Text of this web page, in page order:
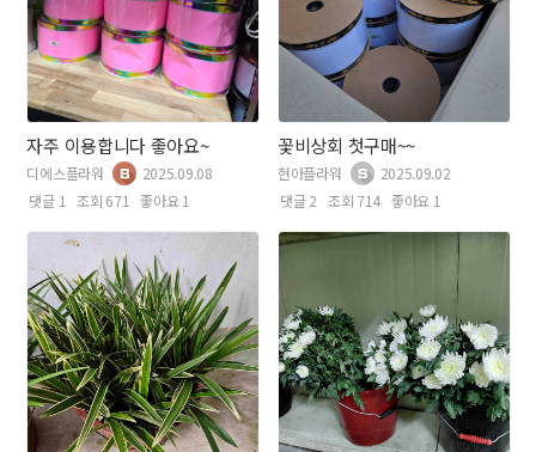
자주 이용합니다 좋아요~
디에스플라워
2025.09.08
댓글 1
조회 671 좋아요 1
꽃비상회 첫구매~~
현아플라워
2025.09.02
댓글 2 조회 714 좋아요 1